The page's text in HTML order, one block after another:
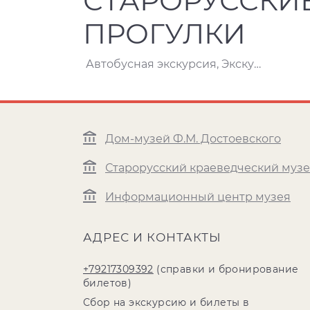
ПРОГУЛКИ
Автобусная экскурсия, Экскурсия
Дом-музей Ф.М. Достоевского
Старорусский краеведческий
Информационный центр музея
АДРЕС И КОНТАКТЫ
+79217309392 (справки и бронирование
билетов)
Сбор на экскурсию и билеты в